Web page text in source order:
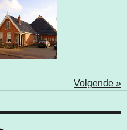
Volgende »